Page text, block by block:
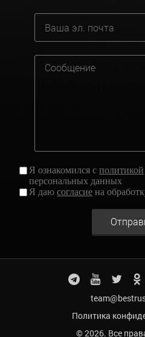
Я ознакомился сполитикой
персональных данных
Я даюсогласие на
Политика
© 2026. Все